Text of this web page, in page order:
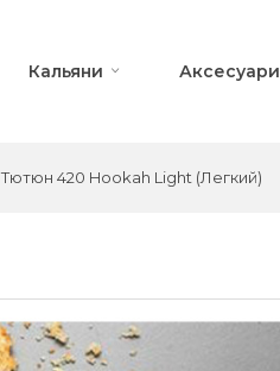
Кальяни Аксесуари
Тютюн 420 Hookah Light (Легкий)